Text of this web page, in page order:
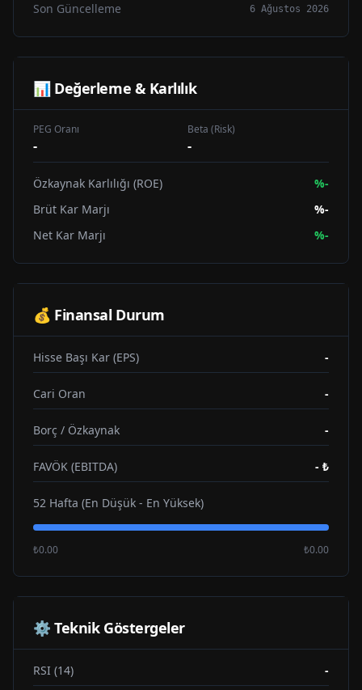
Son Güncelleme 6 Ağustos 2026
📊 Değerleme & Karlılık
PEG Oranı
-
Beta (Risk)
-
Özkaynak Karlılığı (ROE) %-
Brüt Kar Marjı
%-
Net Kar Marjı
%-
💰 Finansal Durum
Hisse Başı Kar (EPS) -
Cari Oran -
Borç / Özkaynak -
FAVÖK (EBITDA) - ₺
52 Hafta (En Düşük - En Yüksek)
₺0.00 ₺0.00
⚙️ Teknik Göstergeler
RSI (14) -